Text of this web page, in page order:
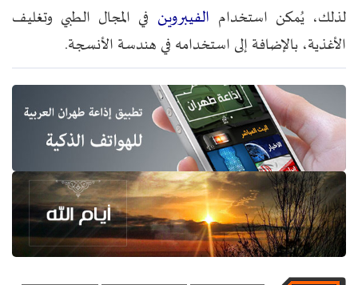
لذلك، يُمكن استخدام الفيبروين في المجال الطبي وتغليف
الأغذية، بالإضافة إلى استخدامه في هندسة الأنسجة.